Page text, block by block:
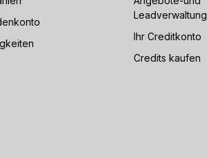
Leadverwaltung
Ihr Creditkonto
Credits kaufen